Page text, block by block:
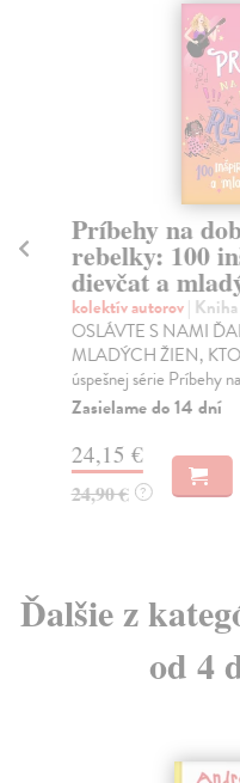
Príbehy na
rebelky: 100
dievčat a
kolektív autorov| Kniha
OSLÁVTE S NAMI
MLADÝCH ŽIEN,
úspešnej série Príbehy
Zasielame do 14 dní
24,15 €
24,90 € ?
Ďalšie z
od 4